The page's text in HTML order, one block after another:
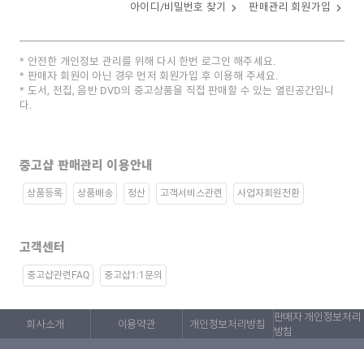
아이디/비밀번호 찾기 판매관리 회원가입
안전한 개인정보 관리를 위해 다시 한번 로그인 해주세요.
판매자 회원이 아닌 경우 먼저 회원가입 후 이용해 주세요.
도서, 전집, 음반 DVD의 중고상품을 직접 판매할 수 있는 열린공간입니
다.
중고샵 판매관리 이용안내
상품등록 상품배송 정산 고객서비스관련 사업자회원전환
고객센터
중고샵관련FAQ 중고샵1:1문의
회사소개 이용약관 개인정보처리방침
판매자 개인정보처리
방침